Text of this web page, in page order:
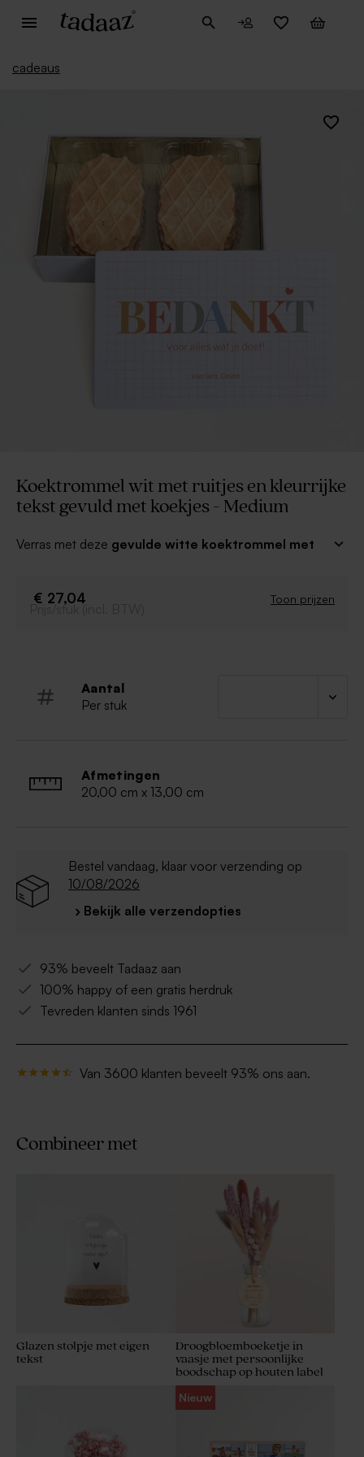
cadeaus
Koektrommel wit met ruitjes en kleurrijke
tekst gevuld met koekjes - Medium
Verras met deze gevulde witte koektrommel met
dus het perfecte cadeau voor iemand bijzonder!
Ingrediënten: tarwebloem, suiker, boter (18%)
(melk), scharreleieren, zeezout, rijsmiddel:
€ 27,04 Toon prijzen
Prijs/stuk (incl. BTW)
Aantal
Per stuk
Afmetingen
20,00 cm x 13,00 cm
Bestel vandaag, klaar voor verzending op
10/08/2026
› Bekijk alle verzendopties
93% beveelt Tadaaz aan
100% happy of een gratis herdruk
Tevreden klanten sinds 1961
Van 3600 klanten beveelt 93% ons aan.
Combineer met
Glazen stolpje met eigen
tekst
Droogbloemboeketje in
vaasje met persoonlijke
boodschap op houten label
Nieuw